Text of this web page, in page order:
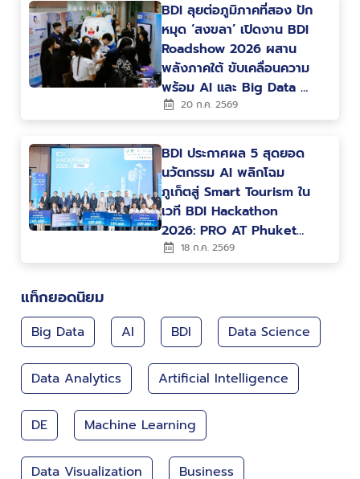
BDI ลุยต่อภูมิภาคที่สอง ปัก
หมุด ‘สงขลา’ เปิดงาน BDI
Roadshow 2026 ผสาน
พลังภาคใต้ ขับเคลื่อนความ
พร้อม AI และ Big Data สู่
การพัฒนาเมืองและ
เศรษฐกิจแห่งอนาคต
20 ก.ค. 2569
BDI ประกาศผล 5 สุดยอด
นวัตกรรม AI พลิกโฉม
ภูเก็ตสู่ Smart Tourism ใน
เวที BDI Hackathon
2026: PRO AT Phuket
พร้อมต่อยอดสู่การใช้งาน
จริง
18 ก.ค. 2569
แท็กยอดนิยม
Big Data AI BDI Data Science
Data Analytics Artificial Intelligence
DE Machine Learning
Data Visualization Business